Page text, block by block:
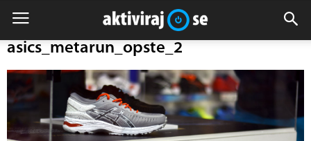
asics_metarun_opste_2